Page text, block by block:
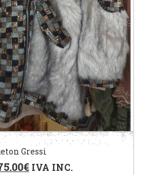
Gressi
€ IVA INC.